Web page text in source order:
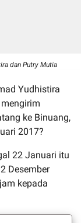
dan Putry Mutia
Yudhistira
ke Binuang,
2017?
22 Januari itu
Desember
kepada